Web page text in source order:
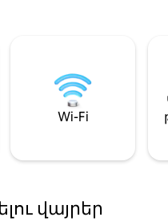
Wi-Fi
վայրեր